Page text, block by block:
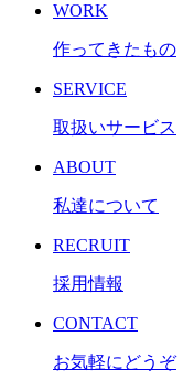
WORK
作ってきたもの
SERVICE
取扱いサービス
ABOUT
私達について
RECRUIT
採用情報
CONTACT
お気軽にどうぞ